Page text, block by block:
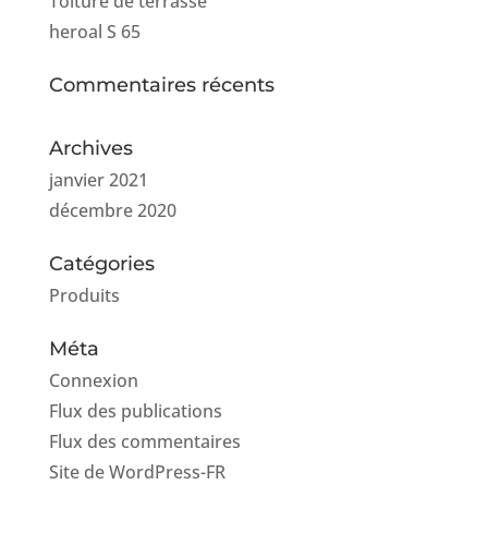
heroal S 65
Commentaires récents
Archives
janvier 2021
décembre 2020
Catégories
Produits
Méta
Connexion
Flux des publications
Flux des commentaires
Site de WordPress-FR